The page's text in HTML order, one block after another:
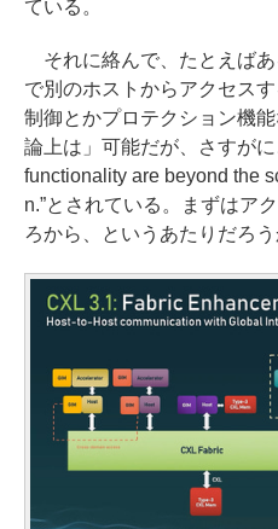
ている。
それに絡んで、たとえば
で別のホストからアクセス
制御とかプロテクション機
論上は」可能だが、さすが
functionality are beyond the
n.”とされている。まずはア
ろから、というあたりだろう